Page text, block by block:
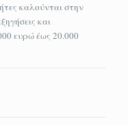
καλούνται στην
και
ευρώ έως 20.000